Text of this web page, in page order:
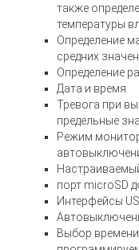
также
температуры
Определение
средних
Определение
Дата и время
Тревога при
предельные
Режим
порт microSD
Интерфейсы
Выбор